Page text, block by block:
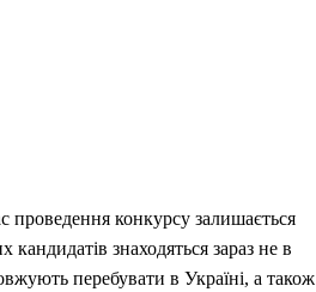
проведення конкурсу залишається
знаходяться зараз не в
перебувати в Україні, а також